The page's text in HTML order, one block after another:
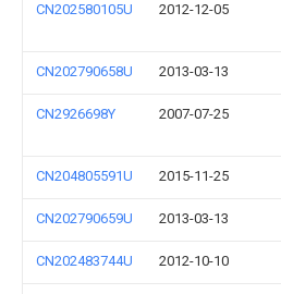
CN202580105U 2012-12-05
CN202790658U 2013-03-13
CN2926698Y 2007-07-25
CN204805591U 2015-11-25
CN202790659U 2013-03-13
CN202483744U 2012-10-10